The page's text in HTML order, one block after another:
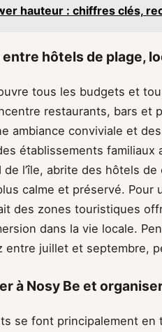
hauteur : chiffres clés,
entre hôtels de plage,
tous les budgets et
restaurants, bars et
ambiance conviviale et
établissements
de l’île, abrite des hôtels
calme et préservé.
des zones touristiques
dans la vie locale.
entre juillet et septembre,
à Nosy Be et
se font principalement